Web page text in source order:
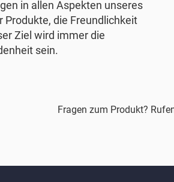
in allen Aspekten unseres
Produkte, die Freundlichkeit
Ziel wird immer die
sein.
Fragen zum Produkt?